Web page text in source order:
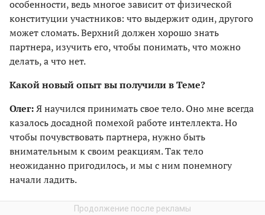
особенности, ведь многое зависит от физической
конституции участников: что выдержит один, другого
может сломать. Верхний должен хорошо знать
партнера, изучить его, чтобы понимать, что можно
делать, а что нет.
Какой новый опыт вы получили в Теме?
Олег:Я научился принимать свое тело. Оно мне всегда
казалось досадной помехой работе интеллекта. Но
чтобы почувствовать партнера, нужно быть
внимательным к своим реакциям. Так тело
неожиданно пригодилось, и мы с ним понемногу
начали ладить.